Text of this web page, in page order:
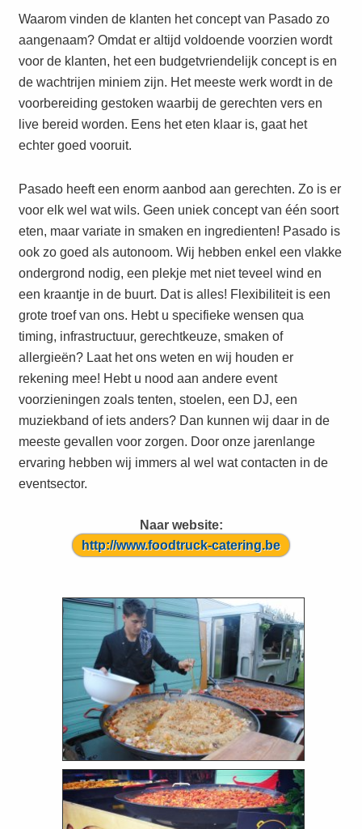
Waarom vinden de klanten het concept van Pasado zo
aangenaam? Omdat er altijd voldoende voorzien wordt
voor de klanten, het een budgetvriendelijk concept is en
de wachtrijen miniem zijn. Het meeste werk wordt in de
voorbereiding gestoken waarbij de gerechten vers en
live bereid worden. Eens het eten klaar is, gaat het
echter goed vooruit.
Pasado heeft een enorm aanbod aan gerechten. Zo is er
voor elk wel wat wils. Geen uniek concept van één soort
eten, maar variate in smaken en ingredienten! Pasado is
ook zo goed als autonoom. Wij hebben enkel een vlakke
ondergrond nodig, een plekje met niet teveel wind en
een kraantje in de buurt. Dat is alles! Flexibiliteit is een
grote troef van ons. Hebt u specifieke wensen qua
timing, infrastructuur, gerechtkeuze, smaken of
allergieën? Laat het ons weten en wij houden er
rekening mee! Hebt u nood aan andere event
voorzieningen zoals tenten, stoelen, een DJ, een
muziekband of iets anders? Dan kunnen wij daar in de
meeste gevallen voor zorgen. Door onze jarenlange
ervaring hebben wij immers al wel wat contacten in de
eventsector.
Naar website:
http://www.foodtruck-catering.be